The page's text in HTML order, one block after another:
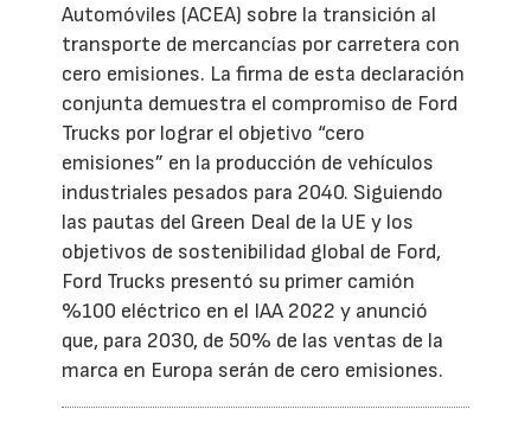
Automóviles (ACEA) sobre la transición al
transporte de mercancías por carretera con
cero emisiones. La firma de esta declaración
conjunta demuestra el compromiso de Ford
Trucks por lograr el objetivo “cero
emisiones” en la producción de vehículos
industriales pesados para 2040. Siguiendo
las pautas del Green Deal de la UE y los
objetivos de sostenibilidad global de Ford,
Ford Trucks presentó su primer camión
%100 eléctrico en el IAA 2022 y anunció
que, para 2030, de 50% de las ventas de la
marca en Europa serán de cero emisiones.